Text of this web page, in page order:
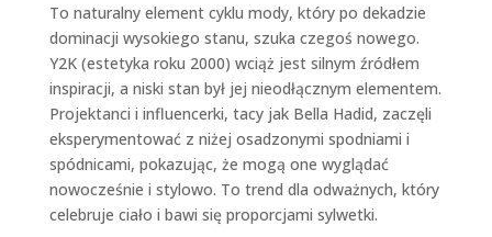
To naturalny element cyklu mody, który po dekadzie
dominacji wysokiego stanu, szuka czegoś nowego.
Y2K (estetyka roku 2000) wciąż jest silnym źródłem
inspiracji, a niski stan był jej nieodłącznym elementem.
Projektanci i influencerki, tacy jak Bella Hadid, zaczęli
eksperymentować z niżej osadzonymi spodniami i
spódnicami, pokazując, że mogą one wyglądać
nowocześnie i stylowo. To trend dla odważnych, który
celebruje ciało i bawi się proporcjami sylwetki.